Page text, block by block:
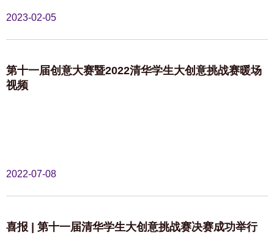
2023-02-05
第十一届创意大赛暨2022清华学生大创意挑战赛暖场
视频
2022-07-08
喜报 | 第十一届清华学生大创意挑战赛决赛成功举行